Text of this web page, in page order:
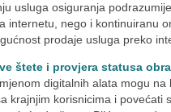
usluga osiguranja
internetu, nego i kontinuiranu
prodaje usluga preko
štete i provjera statusa
digitalnih alata mogu
krajnjim korisnicima i povećati